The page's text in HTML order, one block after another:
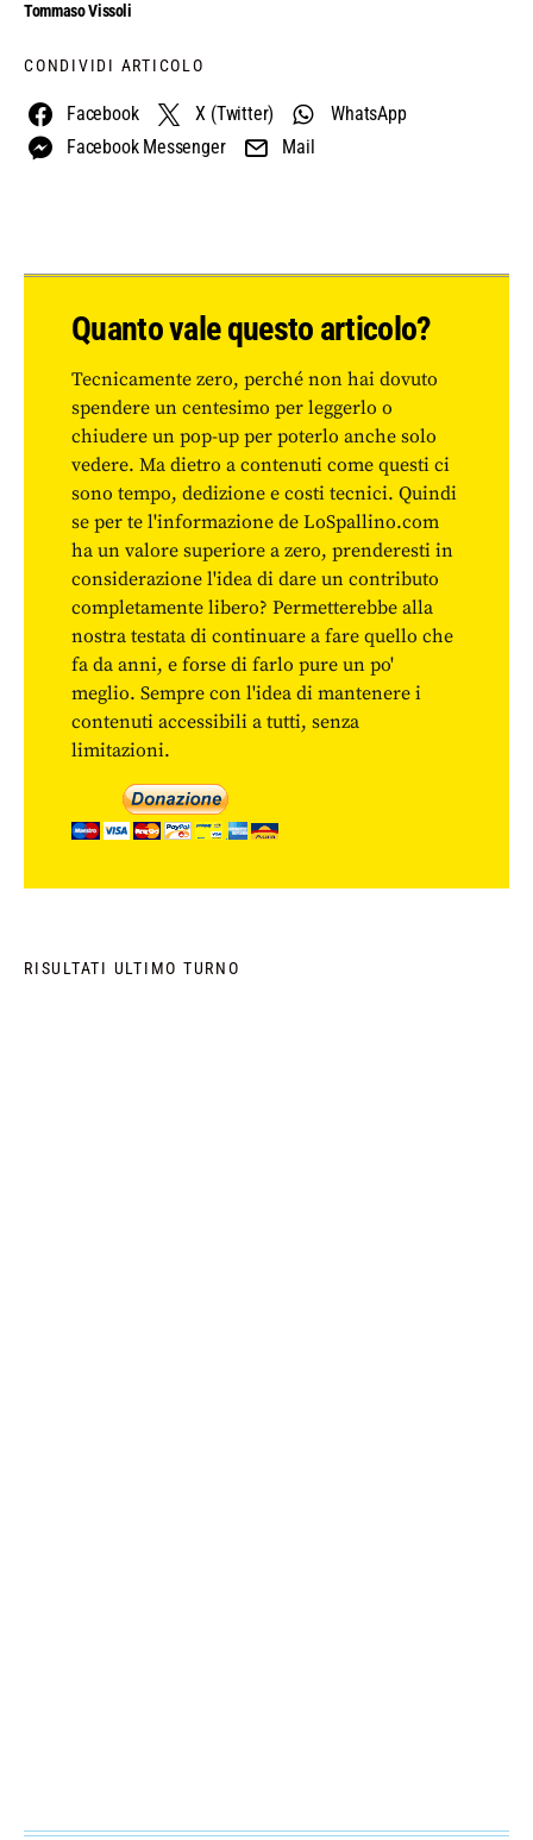
Tommaso Vissoli
CONDIVIDI ARTICOLO
Facebook X (Twitter)
WhatsApp
Facebook Messenger
Mail
Quanto vale questo articolo?
Tecnicamente zero, perché non hai dovuto
spendere un centesimo per leggerlo o
chiudere un pop-up per poterlo anche solo
vedere. Ma dietro a contenuti come questi ci
sono tempo, dedizione e costi tecnici. Quindi
se per te l'informazione de LoSpallino.com
ha un valore superiore a zero, prenderesti in
considerazione l'idea di dare un contributo
completamente libero? Permetterebbe alla
nostra testata di continuare a fare quello che
fa da anni, e forse di farlo pure un po'
meglio. Sempre con l'idea di mantenere i
contenuti accessibili a tutti, senza
limitazioni.
RISULTATI ULTIMO TURNO